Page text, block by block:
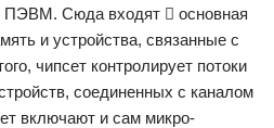
ПЭВМ. Сюда входят  основная
и устройства, связанные с
чипсет контролирует потоки
соединен­ных с каналом
включают и сам микро­